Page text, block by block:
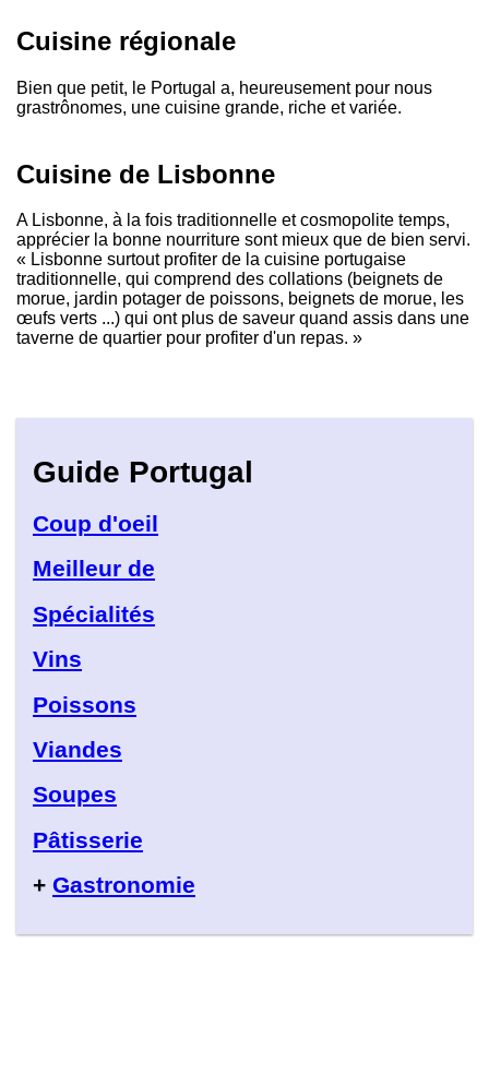
Cuisine régionale
Bien que petit, le Portugal a, heureusement pour nous
grastrônomes, une cuisine grande, riche et variée.
Cuisine de Lisbonne
A Lisbonne, à la fois traditionnelle et cosmopolite temps,
apprécier la bonne nourriture sont mieux que de bien servi.
« Lisbonne surtout profiter de la cuisine portugaise
traditionnelle, qui comprend des collations (beignets de
morue, jardin potager de poissons, beignets de morue, les
œufs verts ...) qui ont plus de saveur quand assis dans une
taverne de quartier pour profiter d'un repas. »
Guide Portugal
Coup d'oeil
Meilleur de
Spécialités
Vins
Poissons
Viandes
Soupes
Pâtisserie
+ Gastronomie